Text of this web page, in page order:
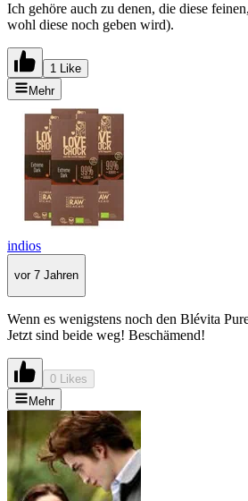
Ich gehöre auch zu denen, die diese
wohl diese noch geben wird).
1 Like
Mehr
indios
vor 7 Jahren
Wenn es wenigstens noch den Blévita
Jetzt sind beide weg! Beschämend!
0 Likes
Mehr